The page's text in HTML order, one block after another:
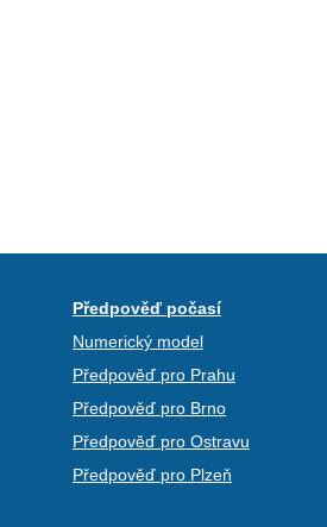
Předpověď počasí
Numerický model
Předpověď pro Prahu
Předpověď pro Brno
Předpověď pro Ostravu
Předpověď pro Plzeň